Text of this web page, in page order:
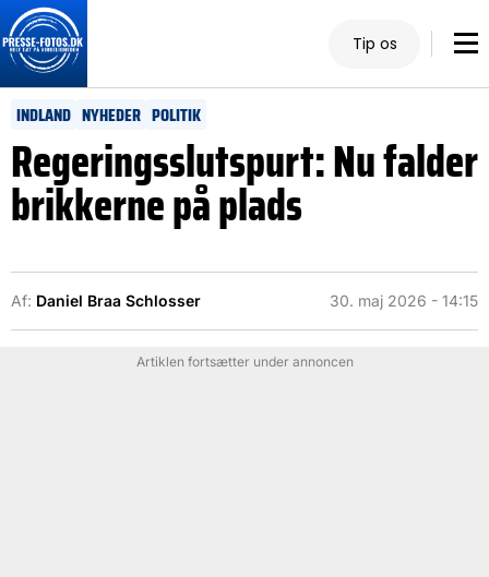
Tip os
INDLAND NYHEDER POLITIK
Regeringsslutspurt: Nu falder
brikkerne på plads
Af: Daniel Braa Schlosser 30. maj 2026 - 14:15
Artiklen fortsætter under annoncen